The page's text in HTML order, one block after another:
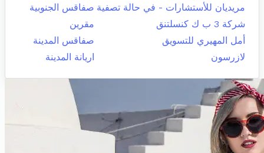
مريديان للأستشارات - في حالة تصفية صفاقس الجنوبية
شركة 3 ب ك كنسلتنق
مقرين
أمل المهيري للتسويق
صفاقس المدينة
لازرسون
اريانة المدينة